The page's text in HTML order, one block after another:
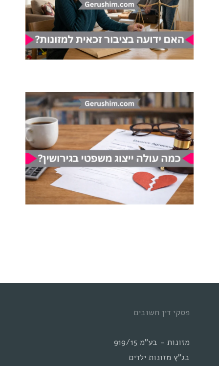
פסקי דין חשובים
מזונות - בע"מ 919/15
בג"ץ מזונות ילדים